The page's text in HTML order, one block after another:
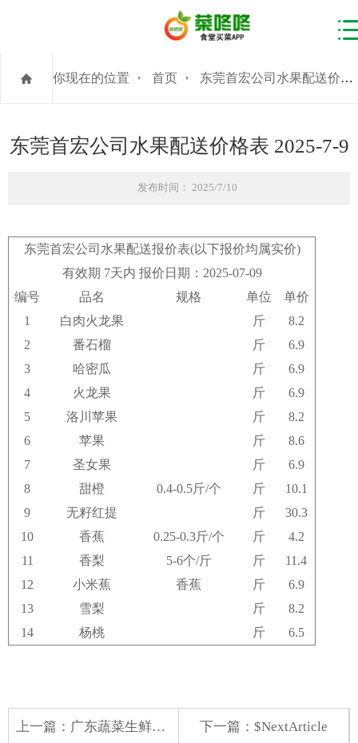
你现在的位置 首页 东莞首宏公司水果配送价格表 2025-7-9
东莞首宏公司水果配送价格表 2025-7-9
发布时间： 2025/7/10
东莞首宏公司水果配送报价表(以下报价均属实价)
有效期 7天内 报价日期：2025-07-09
编号
品名 规格 单位
单价
1
白肉火龙果 斤
8.2
2
番石榴 斤
6.9
3
哈密瓜 斤
6.9
4
火龙果 斤
6.9
5
洛川苹果 斤
8.2
6
苹果 斤
8.6
7
圣女果 斤
6.9
8
甜橙 0.4-0.5斤/个 斤
10.1
9
无籽红提 斤
30.3
10
香蕉 0.25-0.3斤/个 斤
4.2
11
香梨 5-6个/斤 斤
11.4
12
小米蕉 香蕉 斤
6.9
13
雪梨 斤
8.2
14
杨桃 斤 6.5
上一篇： 广东蔬菜生鲜配送多少钱 下一篇：$NextArticle